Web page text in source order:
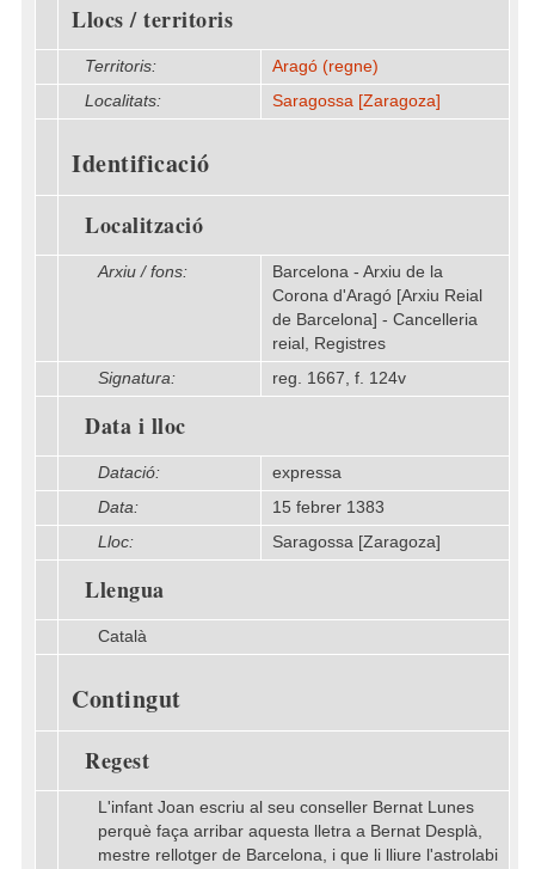
Llocs / territoris
Territoris:
Aragó (regne)
Localitats:
Saragossa [Zaragoza]
Identificació
Localització
Arxiu / fons:
Barcelona - Arxiu de la
Corona d'Aragó [Arxiu Reial
de Barcelona] - Cancelleria
reial, Registres
Signatura:
reg. 1667, f. 124v
Data i lloc
Datació:
expressa
Data:
15 febrer 1383
Lloc:
Saragossa [Zaragoza]
Llengua
Català
Contingut
Regest
L'infant Joan escriu al seu conseller Bernat Lunes
perquè faça arribar aquesta lletra a Bernat Desplà,
mestre rellotger de Barcelona, i que li lliure l'astrolabi